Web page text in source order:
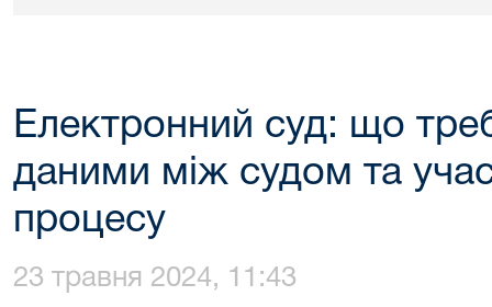
Електронний суд: що
даними між судом та
процесу
23 травня 2024, 11:43